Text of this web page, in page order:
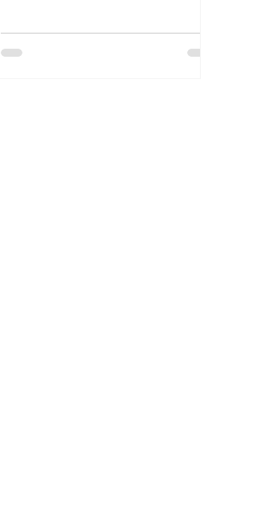
bewezen tips, slimme producten
en duidelijke routines voor meer